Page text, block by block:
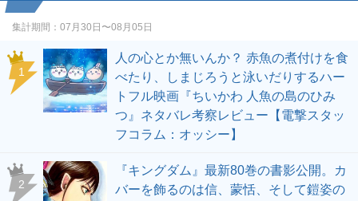
集計期間： 07月30日〜08月05日
1
人の心とか無いんか？ 赤魚の煮付けを食
べたり、しまじろうと泳いだりするハー
トフル映画『ちいかわ 人魚の島のひみ
つ』ネタバレ考察レビュー【電撃スタッ
フコラム：オッシー】
2
『キングダム』最新80巻の書影公開。カ
バーを飾るのは信、蒙恬、そして鎧姿の